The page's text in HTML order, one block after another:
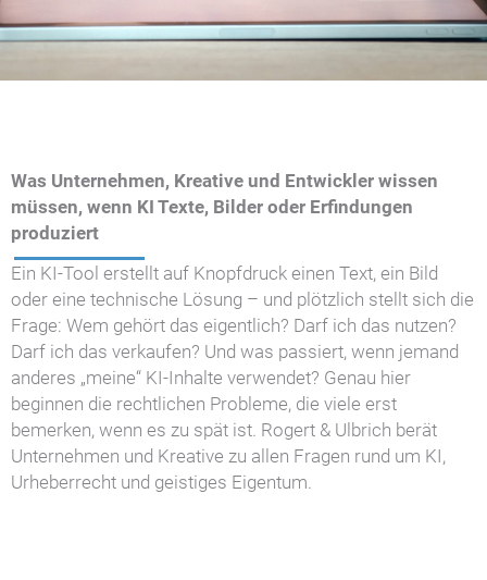
Was Unternehmen, Kreative und Entwickler wissen
müssen, wenn KI Texte, Bilder oder Erfindungen
produziert
Ein KI-Tool erstellt auf Knopfdruck einen Text, ein Bild
oder eine technische Lösung – und plötzlich stellt sich die
Frage: Wem gehört das eigentlich? Darf ich das nutzen?
Darf ich das verkaufen? Und was passiert, wenn jemand
anderes „meine“ KI-Inhalte verwendet? Genau hier
beginnen die rechtlichen Probleme, die viele erst
bemerken, wenn es zu spät ist. Rogert & Ulbrich berät
Unternehmen und Kreative zu allen Fragen rund um KI,
Urheberrecht und geistiges Eigentum.